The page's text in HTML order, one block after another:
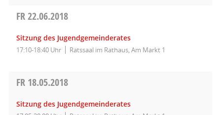
FR22.06.2018
Sitzung des Jugendgemeinderates
17:10-18:40 Uhr Ratssaal im Rathaus, Am Markt 1
FR 18.05.2018
Sitzung des Jugendgemeinderates